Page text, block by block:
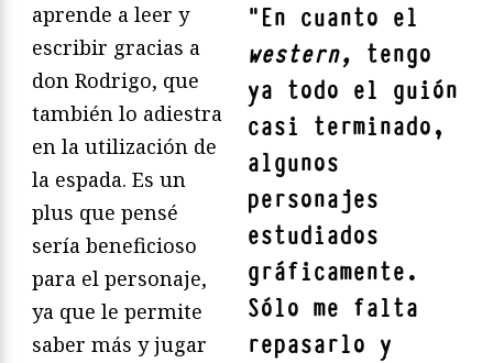
"En cuanto el
western, tengo
ya todo el guión
casi terminado,
algunos
personajes
estudiados
gráficamente.
Sólo me falta
repasarlo y
aprende a leer y
escribir gracias a
don Rodrigo, que
también lo adiestra
en la utilización de
la espada. Es un
plus que pensé
sería beneficioso
para el personaje,
ya que le permite
saber más y jugar